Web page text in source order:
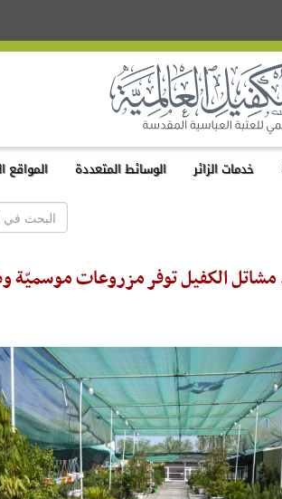
خدمات الزائر الوسائط المتعددة المواقع
مشاتل الكفيل توفر مزروعات موسميّة